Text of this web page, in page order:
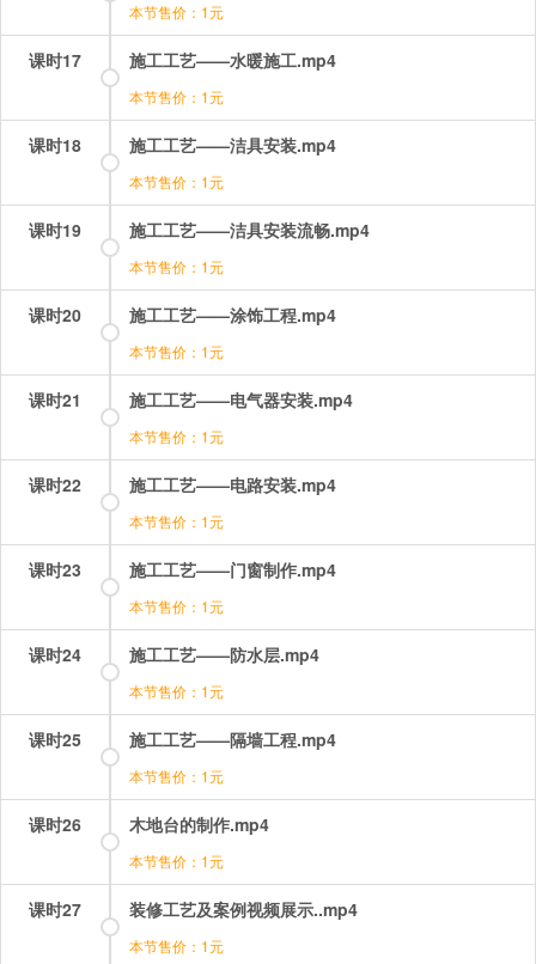
本节售价：1元
课时17 施工工艺——水暖施工.mp4
本节售价：1元
课时18 施工工艺——洁具安装.mp4
本节售价：1元
课时19 施工工艺——洁具安装流畅.mp4
本节售价：1元
课时20 施工工艺——涂饰工程.mp4
本节售价：1元
课时21 施工工艺——电气器安装.mp4
本节售价：1元
课时22 施工工艺——电路安装.mp4
本节售价：1元
课时23 施工工艺——门窗制作.mp4
本节售价：1元
课时24 施工工艺——防水层.mp4
本节售价：1元
课时25 施工工艺——隔墙工程.mp4
本节售价：1元
课时26 木地台的制作.mp4
本节售价：1元
课时27 装修工艺及案例视频展示..mp4
本节售价：1元